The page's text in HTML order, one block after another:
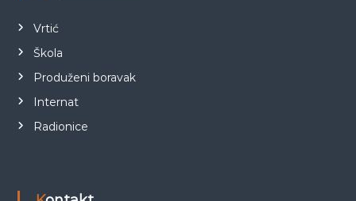
Vrtić
Škola
Produženi boravak
Internat
Radionice